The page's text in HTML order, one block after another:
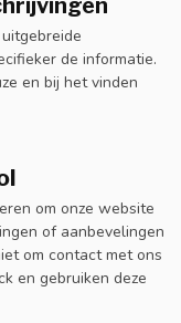
de informatie.
en bij het vinden
om onze website
of aanbevelingen
om contact met ons
en gebruiken deze